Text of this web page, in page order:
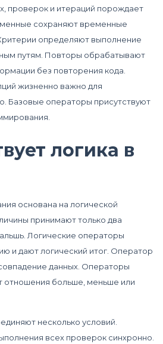
проверок и итераций порождает
сохраняют временные
определяют выполнение
путям. Повторы обрабатывают
без повторения кода.
жизненно важно для
. Базовые операторы присутствуют
логика в
основана на логической
принимают только два
Логические операторы
и дают логический итог. Оператор
данных. Операторы
отношения больше, меньше или
несколько условий.
всех проверок синхронно.